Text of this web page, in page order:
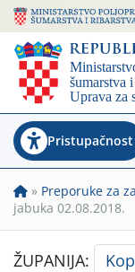
Pristupačnost
» Preporuke za
jabuka 02.08.2018.
ŽUPANIJA: